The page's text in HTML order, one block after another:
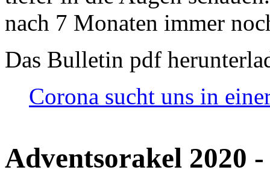
nach 7 Monaten immer
Das Bulletin pdf
Corona sucht uns in
Adventsorakel 2020